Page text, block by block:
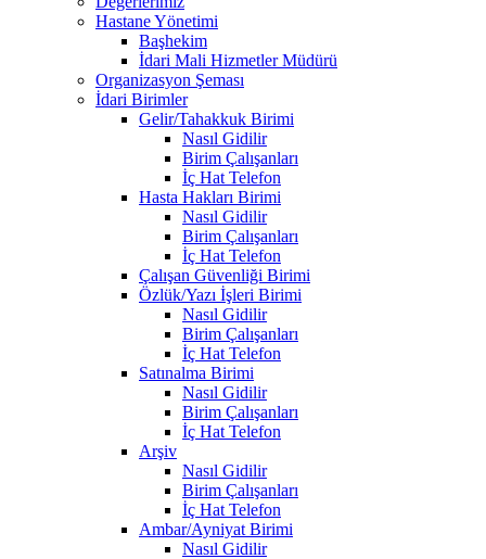
Hastane Yönetimi
Başhekim
İdari Mali Hizmetler Müdürü
Organizasyon Şeması
İdari Birimler
Gelir/Tahakkuk Birimi
Nasıl Gidilir
Birim Çalışanları
İç Hat Telefon
Hasta Hakları Birimi
Nasıl Gidilir
Birim Çalışanları
İç Hat Telefon
Çalışan Güvenliği Birimi
Özlük/Yazı İşleri Birimi
Nasıl Gidilir
Birim Çalışanları
İç Hat Telefon
Satınalma Birimi
Nasıl Gidilir
Birim Çalışanları
İç Hat Telefon
Arşiv
Nasıl Gidilir
Birim Çalışanları
İç Hat Telefon
Ambar/Ayniyat Birimi
Nasıl Gidilir